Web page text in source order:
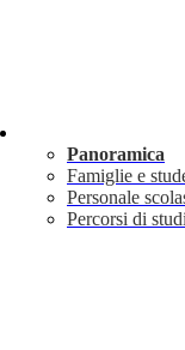
Panoramica
Famiglie e
Personale
Percorsi di